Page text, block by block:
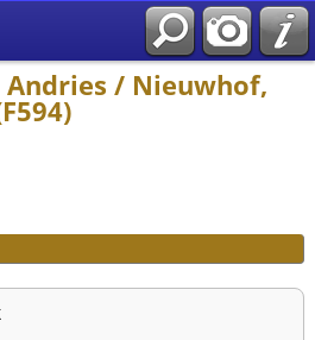
Andries / Nieuwhof,